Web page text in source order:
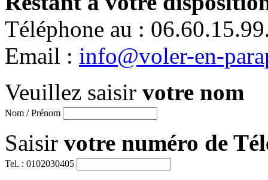
Téléphone au :
Email : info@voler-en-
Veuillez saisir votre nom
Nom / Prénom
Saisir votre numéro de
Tel. : 0102030405